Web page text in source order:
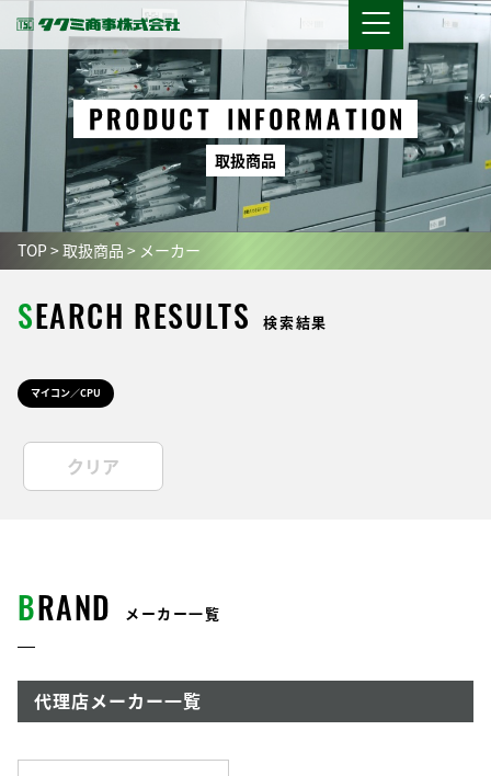
取扱商品
TOP >取扱商品 > メーカー
SEARCH RESULTS 検索結果
マイコン／CPU
クリア
BRAND メーカー一覧
代理店メーカー一覧